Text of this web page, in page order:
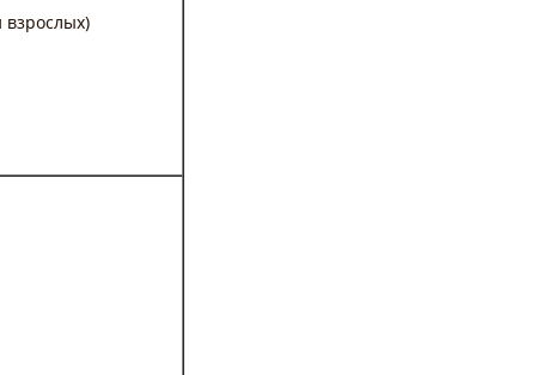
взрослых)